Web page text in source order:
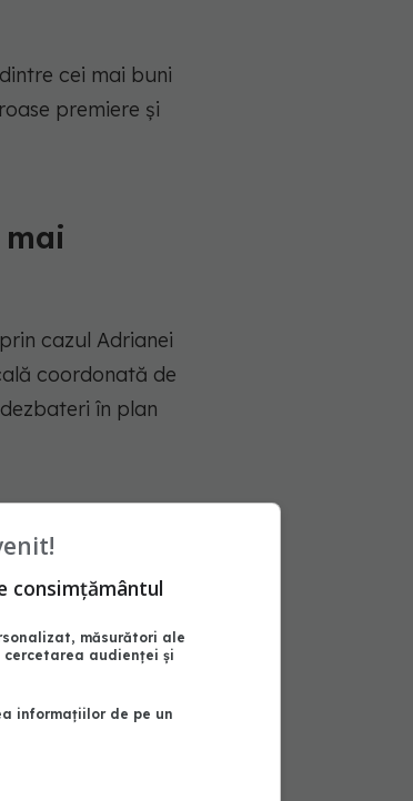
cei mai buni
premiere și
cazul Adrianei
coordonată de
în plan
acelui caz devenit
al
în administrația
1990 - 16
consimțământul
măsurători ale
audienței și
informațiilor de pe un